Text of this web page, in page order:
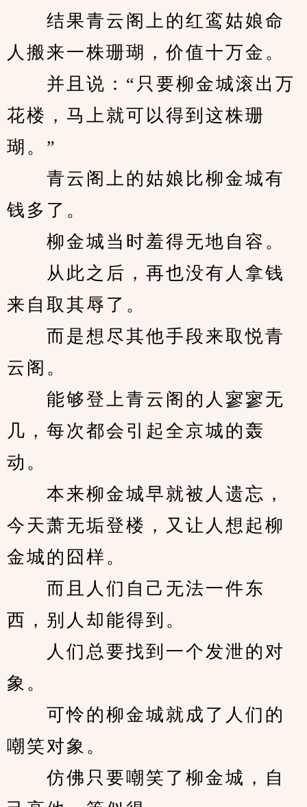
结果青云阁上的红鸾姑娘命
人搬来一株珊瑚，价值十万金。
并且说：“只要柳金城滚出万
花楼，马上就可以得到这株珊
瑚。”
青云阁上的姑娘比柳金城有
钱多了。
柳金城当时羞得无地自容。
从此之后，再也没有人拿钱
来自取其辱了。
而是想尽其他手段来取悦青
云阁。
能够登上青云阁的人寥寥无
几，每次都会引起全京城的轰
动。
本来柳金城早就被人遗忘，
今天萧无垢登楼，又让人想起柳
金城的囧样。
而且人们自己无法一件东
西，别人却能得到。
人们总要找到一个发泄的对
象。
可怜的柳金城就成了人们的
嘲笑对象。
仿佛只要嘲笑了柳金城，自